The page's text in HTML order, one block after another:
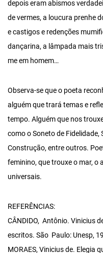
depois eram abismos
de vermes, a loucura prenhe
e castigos e redenções
dançarina, a lâmpada mais
me em homem…
Observa-se que o poeta
alguém que trará temas e
tempo. Alguém que nos
como o Soneto de Fidelidade,
Construção, entre outros.
feminino, que trouxe o mar, o
universais.
REFERÊNCIAS:
CÂNDIDO, Antônio. Vinicius
escritos. São Paulo: Unesp,
MORAES, Vinicius de. Elegia